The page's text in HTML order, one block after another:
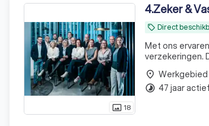
photo_size_select_actual 18
4.Zeker &
local_offer Direct
Met ons
verzekeringen.
place
timelapse 47 jaar actief